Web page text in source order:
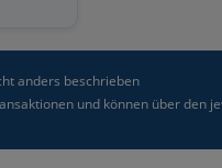
anders beschrieben
und können über den